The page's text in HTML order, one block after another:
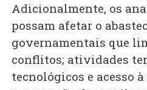
Adicionalmente, os
possam afetar o
governamentais que
conflitos; atividades
tecnológicos e acesso